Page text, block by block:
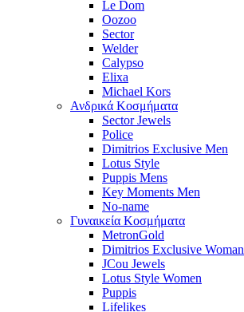
Le Dom
Oozoo
Sector
Welder
Calypso
Elixa
Michael Kors
Ανδρικά Κοσμήματα
Sector Jewels
Police
Dimitrios Exclusive Men
Lotus Style
Puppis Mens
Key Moments Men
No-name
Γυναικεία Κοσμήματα
MetronGold
Dimitrios Exclusive Woman
JCou Jewels
Lotus Style Women
Puppis
Lifelikes